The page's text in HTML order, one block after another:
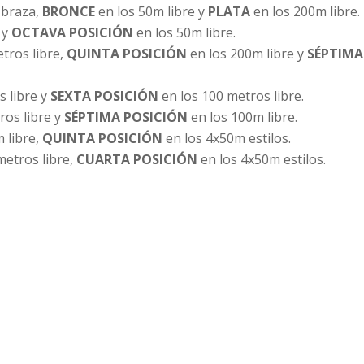
BRONCEen los 50m libre y PLATAen los 200m libre.
OCTAVA POSICIÓN en los 50m libre.
libre, QUINTA POSICIÓN en los 200m libre y SÉPTIMA
libre y SEXTA POSICIÓN en los 100 metros libre.
libre y SÉPTIMA POSICIÓN en los 100m libre.
libre, QUINTA POSICIÓN en los 4x50m estilos.
libre, CUARTA POSICIÓN en los 4x50m estilos.